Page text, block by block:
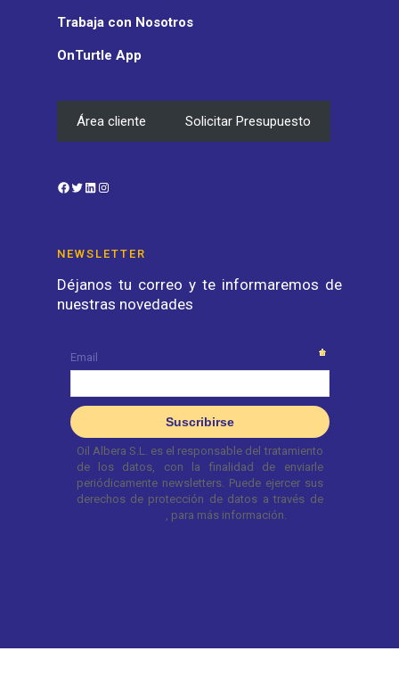
Trabaja con Nosotros
OnTurtle App
Área cliente Solicitar Presupuesto
Facebook
TwitterLinkedIn
NEWSLETTER
Déjanos tu correo y te informaremos de
nuestras novedades